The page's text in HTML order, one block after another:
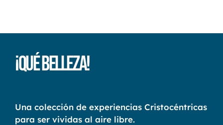
¡Qué Belleza!
Una colección de experiencias Cristocéntricas
para ser vividas al aire libre.